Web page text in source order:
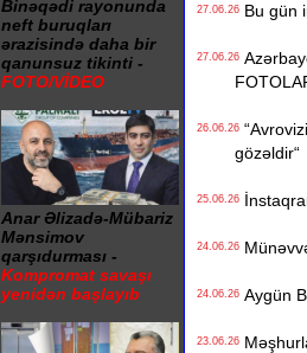
Binəqədi rayonunda
neft buruqları
ərazisində daha bir
qanunsuz tikinti -
FOTO/VİDEO
Anar Əlizadə-Mübariz
Mənsimov
qarşıdurması -
Kompromat savaşı
yenidən başlayıb
27.06.26Bu gün
27.06.26
26.06.26
gözəldir“
25.06.26
24.06.26
24.06.26Aygün
23.06.26